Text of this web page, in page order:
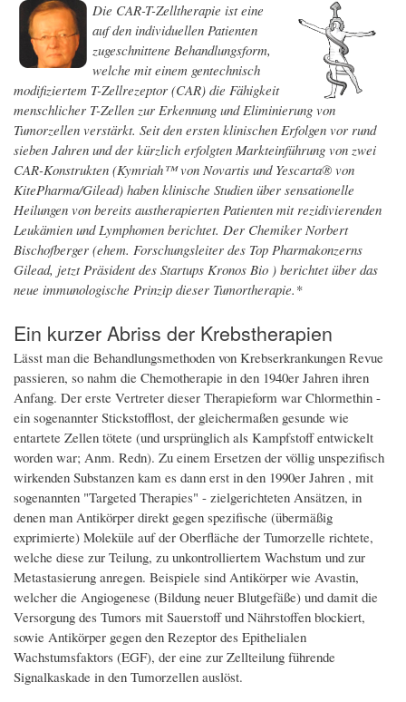
Die CAR-T-Zelltherapie ist eine
auf den individuellen Patienten
zugeschnittene Behandlungsform,
welche mit einem gentechnisch
modifiziertem T-Zellrezeptor (CAR) die Fähigkeit
menschlicher T-Zellen zur Erkennung und Eliminierung von
Tumorzellen verstärkt. Seit den ersten klinischen Erfolgen vor rund
sieben Jahren und der kürzlich erfolgten Markteinführung von zwei
CAR-Konstrukten (Kymriah™ von Novartis und Yescarta® von
KitePharma/Gilead) haben klinische Studien über sensationelle
Heilungen von bereits austherapierten Patienten mit rezidivierenden
Leukämien und Lymphomen berichtet. Der Chemiker Norbert
Bischofberger (ehem. Forschungsleiter des Top Pharmakonzerns
Gilead, jetzt Präsident des Startups Kronos Bio ) berichtet über das
neue immunologische Prinzip dieser Tumortherapie.*
Ein kurzer Abriss der Krebstherapien
Lässt man die Behandlungsmethoden von Krebserkrankungen Revue
passieren, so nahm die Chemotherapie in den 1940er Jahren ihren
Anfang. Der erste Vertreter dieser Therapieform war Chlormethin -
ein sogenannter Stickstofflost, der gleichermaßen gesunde wie
entartete Zellen tötete (und ursprünglich als Kampfstoff entwickelt
worden war; Anm. Redn). Zu einem Ersetzen der völlig unspezifisch
wirkenden Substanzen kam es dann erst in den 1990er Jahren , mit
sogenannten "Targeted Therapies" - zielgerichteten Ansätzen, in
denen man Antikörper direkt gegen spezifische (übermäßig
exprimierte) Moleküle auf der Oberfläche der Tumorzelle richtete,
welche diese zur Teilung, zu unkontrolliertem Wachstum und zur
Metastasierung anregen. Beispiele sind Antikörper wie Avastin,
welcher die Angiogenese (Bildung neuer Blutgefäße) und damit die
Versorgung des Tumors mit Sauerstoff und Nährstoffen blockiert,
sowie Antikörper gegen den Rezeptor des Epithelialen
Wachstumsfaktors (EGF), der eine zur Zellteilung führende
Signalkaskade in den Tumorzellen auslöst.